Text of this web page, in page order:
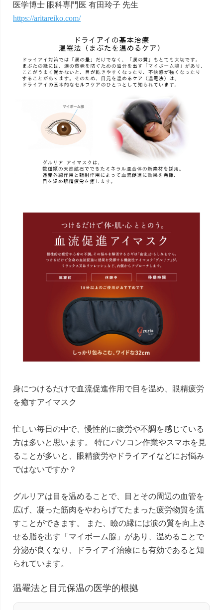
医学博士 眼科専門医 有田玲子 先生
https://aritareiko.com/
身につけるだけで血流促進作用で目を温め、眼精疲労
を癒すアイマスク
忙しい毎日の中で、慢性的に疲労や不調を感じている
方は多いと思います。 特にパソコン作業やスマホを見
ることが多いと、眼精疲労やドライアイなどにお悩み
ではないですか？
グルリアは目を温めることで、目とその周辺の血管を
広げ、凝った筋肉をやわらげてたまった疲労物質を流
すことができます。 また、瞼の縁には涙の質を向上さ
せる脂を出す「マイボーム腺」があり、温めることで
分泌が良くなり、ドライアイ治療にも有効であると知
られています。
温罨法と目元保温の医学的根拠